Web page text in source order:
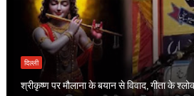
दिल्ली
श्रीकृष्ण पर मौलाना के बयान से विवाद, गीता के